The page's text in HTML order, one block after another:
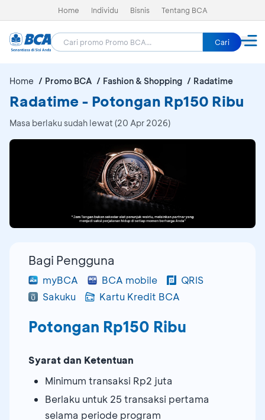
Home Individu Bisnis Tentang BCA
Cari
Home Promo BCA Fashion & Shopping Radatime
Radatime - Potongan Rp150 Ribu
Masa berlaku sudah lewat (20 Apr 2026)
Bagi Pengguna
myBCA BCA mobile
QRIS
Sakuku
Kartu Kredit BCA
Potongan Rp150 Ribu
Syarat dan Ketentuan
Minimum transaksi Rp2 juta
Berlaku untuk 25 transaksi pertama
selama periode program